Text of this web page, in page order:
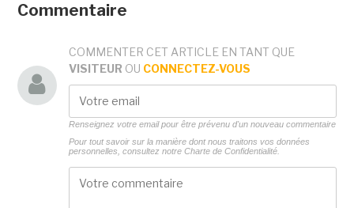
Commentaire
COMMENTER CET ARTICLE EN TANT QUE
VISITEUR OU CONNECTEZ-VOUS
Renseignez votre email pour être prévenu d'un nouveau commentaire
Pour tout savoir sur la manière dont nous traitons vos données
personnelles, consultez notre Charte de Confidentialité.